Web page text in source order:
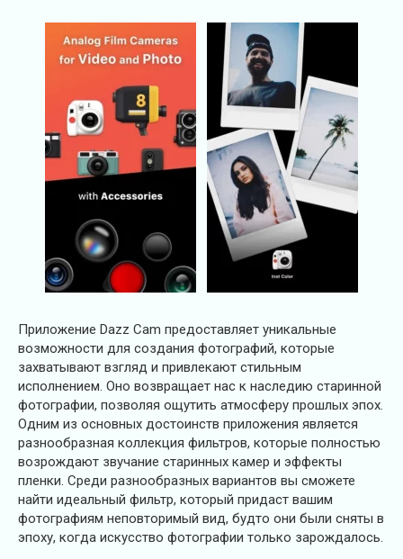
Приложение Dazz Cam предоставляет уникальные
возможности для создания фотографий, которые
захватывают взгляд и привлекают стильным
исполнением. Оно возвращает нас к наследию старинной
фотографии, позволяя ощутить атмосферу прошлых эпох.
Одним из основных достоинств приложения является
разнообразная коллекция фильтров, которые полностью
возрождают звучание старинных камер и эффекты
пленки. Среди разнообразных вариантов вы сможете
найти идеальный фильтр, который придаст вашим
фотографиям неповторимый вид, будто они были сняты в
эпоху, когда искусство фотографии только зарождалось.